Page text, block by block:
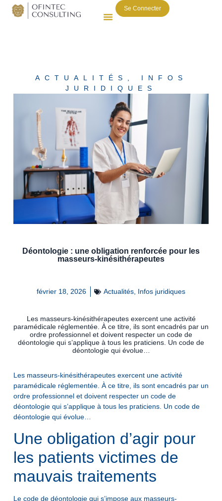
Se Connecter
ACTUALITÉS
INFOS
JURIDIQUES
Déontologie : une obligation renforcée pour les
masseurs-kinésithérapeutes
février 18, 2026 Actualités, Infos juridiques
Les masseurs-kinésithérapeutes exercent une activité
paramédicale réglementée. À ce titre, ils sont encadrés par un
ordre professionnel et doivent respecter un code de
déontologie qui s’applique à tous les praticiens. Un code de
déontologie qui évolue…
Les masseurs-kinésithérapeutes exercent une activité
paramédicale réglementée. À ce titre, ils sont encadrés par un
ordre professionnel et doivent respecter un code de
déontologie qui s’applique à tous les praticiens. Un code de
déontologie qui évolue…
Une obligation d’agir pour
les patients victimes de
mauvais traitements
Le code de déontologie qui s’impose aux masseurs-